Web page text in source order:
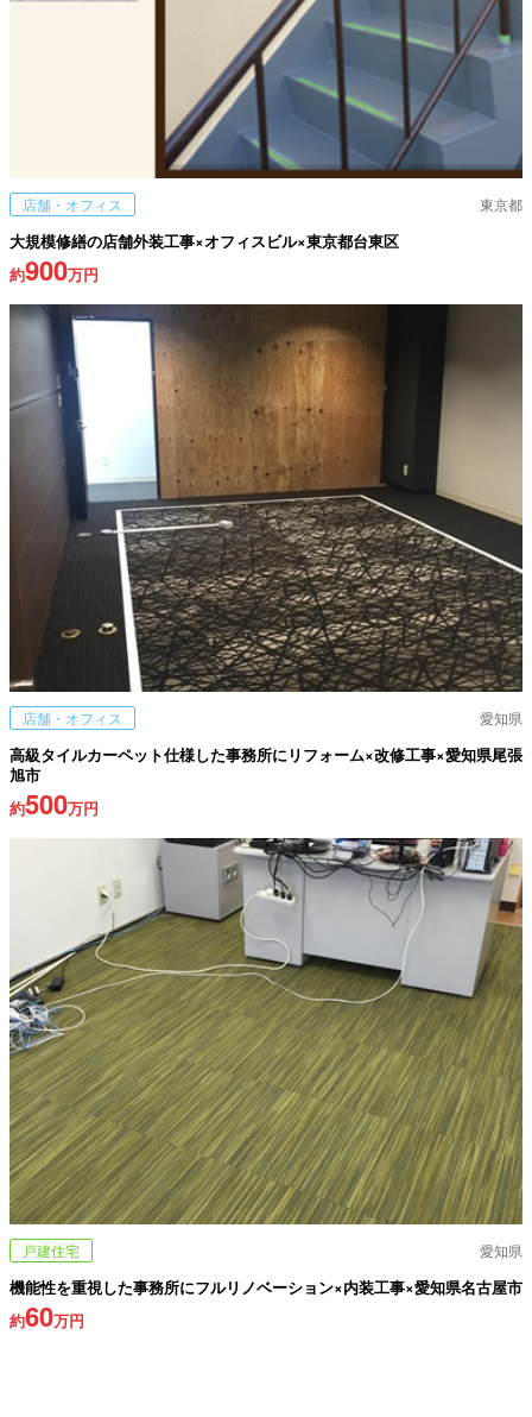
店舗・オフィス 東京都
大規模修繕の店舗外装工事×オフィスビル×東京都台東区
約900万円
店舗・オフィス 愛知県
高級タイルカーペット仕様した事務所にリフォーム×改修工事×愛知県尾張
旭市
約500万円
戸建住宅 愛知県
機能性を重視した事務所にフルリノベーション×内装工事×愛知県名古屋市
約60万円